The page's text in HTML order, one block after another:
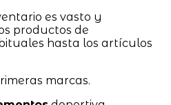
es vasto y
productos de
hasta los artículos
marcas.